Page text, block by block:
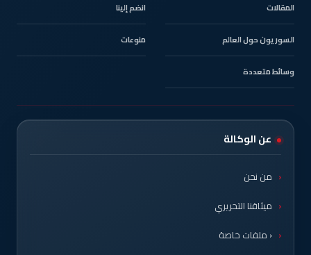
المقالات انضم إلينا
السوريون حول العالم منوعات
وسائط متعددة
عن الوكالة
من نحن
ميثاقنا التحريري
‹ ملفات خاصة